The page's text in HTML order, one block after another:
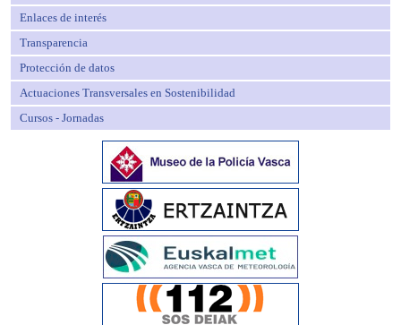
Enlaces de interés
Transparencia
Protección de datos
Actuaciones Transversales en Sostenibilidad
Cursos - Jornadas